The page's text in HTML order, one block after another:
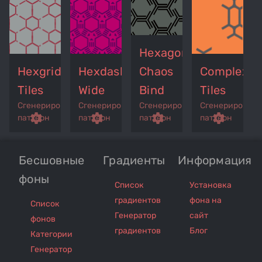
Hexgrid
Tiles
Сгенерированный
паттерн
settings
Hexdash
Wide
Сгенерированный
паттерн
remove_red_eye get_app settings
Hexagones
Chaos
Bind
Сгенерированный
паттерн
remove_red_eye get_app settings
Complex
Tiles
паттерн
remove_red_eye get_app settings
Бесшовные
фоны
Список
фонов
Категории
Генератор
Градиенты
Список
градиентов
Генератор
градиентов
Информация
Установка
фона на
сайт
Блог